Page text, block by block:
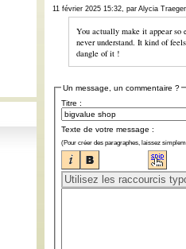
11 février 2025 15:32, par Alycia Traeger
You actually make it appear
never understand. It kind of
dangle of it !
Un message, un commentaire ?
Titre :
Texte de votre message :
(Pour créer des paragraphes, laissez